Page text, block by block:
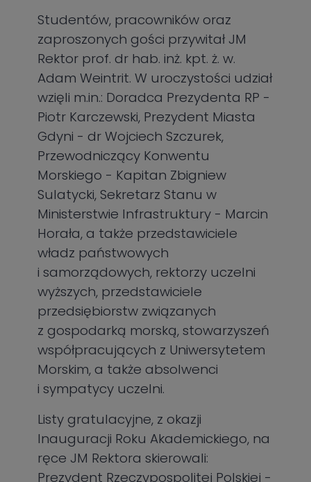
Studentów, pracowników oraz
zaproszonych gości przywitał JM
Rektor prof. dr hab. inż. kpt. ż. w.
Adam Weintrit. W uroczystości udział
wzięli m.in.: Doradca Prezydenta RP -
Piotr Karczewski, Prezydent Miasta
Gdyni - dr Wojciech Szczurek,
Przewodniczący Konwentu
Morskiego - Kapitan Zbigniew
Sulatycki, Sekretarz Stanu w
Ministerstwie Infrastruktury - Marcin
Horała, a także przedstawiciele
władz państwowych
i samorządowych, rektorzy uczelni
wyższych, przedstawiciele
przedsiębiorstw związanych
z gospodarką morską, stowarzyszeń
współpracujących z Uniwersytetem
Morskim, a także absolwenci
i sympatycy uczelni.
Listy gratulacyjne, z okazji
Inauguracji Roku Akademickiego, na
ręce JM Rektora skierowali:
Prezydent Rzeczypospolitej Polskiej -